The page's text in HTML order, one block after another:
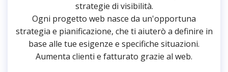
strategie di visibilità.
Ogni progetto web nasce da un'opportuna
strategia e pianificazione, che ti aiuterò a definire in
base alle tue esigenze e specifiche situazioni.
Aumenta clienti e fatturato grazie al web.